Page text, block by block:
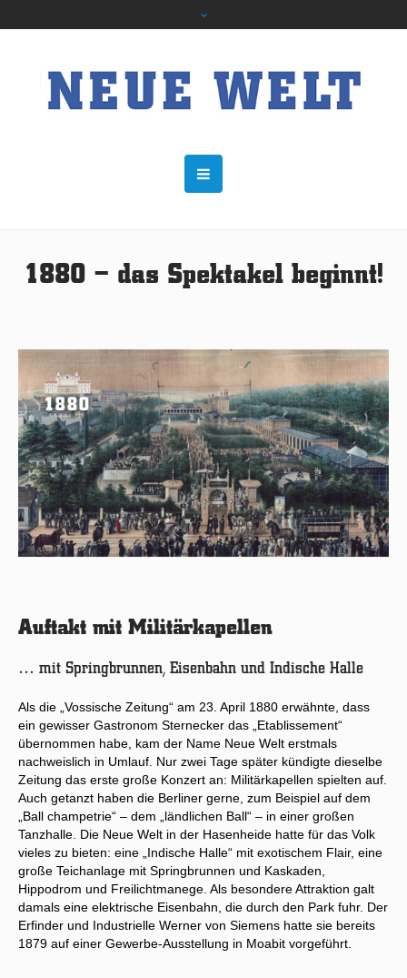
1880 – das Spektakel beginnt!
Auftakt mit Militärkapellen
… mit Springbrunnen, Eisenbahn und Indische Halle
Als die „Vossische Zeitung“ am 23. April 1880 erwähnte, dass
ein gewisser Gastronom Sternecker das „Etablissement“
übernommen habe, kam der Name Neue Welt erstmals
nachweislich in Umlauf. Nur zwei Tage später kündigte dieselbe
Zeitung das erste große Konzert an: Militärkapellen spielten auf.
Auch getanzt haben die Berliner gerne, zum Beispiel auf dem
„Ball champetrie“ – dem „ländlichen Ball“ – in einer großen
Tanzhalle. Die Neue Welt in der Hasenheide hatte für das Volk
vieles zu bieten: eine „Indische Halle“ mit exotischem Flair, eine
große Teichanlage mit Springbrunnen und Kaskaden,
Hippodrom und Freilichtmanege. Als besondere Attraktion galt
damals eine elektrische Eisenbahn, die durch den Park fuhr. Der
Erfinder und Industrielle Werner von Siemens hatte sie bereits
1879 auf einer Gewerbe-Ausstellung in Moabit vorgeführt.